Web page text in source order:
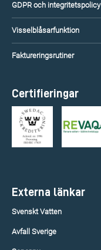
GDPR och integritetspolicy
Visselblåsarfunktion
Faktureringsrutiner
Certifieringar
Externa länkar
Svenskt Vatten
Avfall Sverige